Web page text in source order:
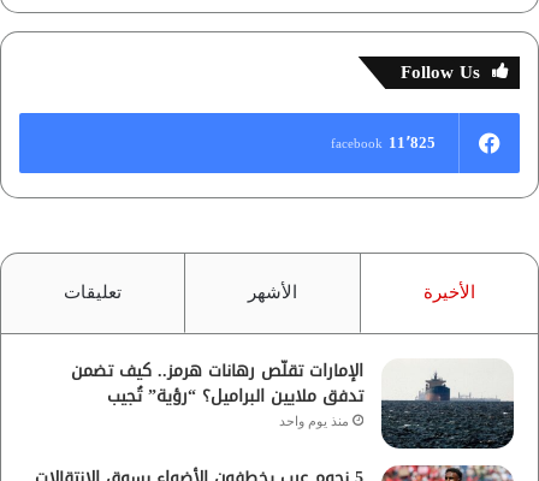
Follow Us
11٬825 facebook
الأخيرة الأشهر تعليقات
الإمارات تقلّص رهانات هرمز.. كيف تضمن
تدفق ملايين البراميل؟ “رؤية” تُجيب
منذ يوم واحد